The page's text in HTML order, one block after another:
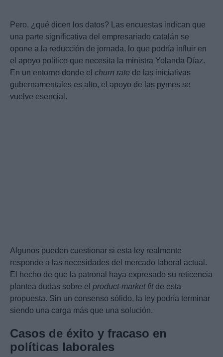
Pero, ¿qué dicen los datos? Las encuestas indican que
una parte significativa del empresariado catalán se
opone a la reducción de jornada, lo que podría influir en
el apoyo político que necesita la ministra Yolanda Díaz.
En un entorno donde el churn rate de las iniciativas
gubernamentales es alto, el apoyo de las pymes se
vuelve esencial.
Algunos pueden cuestionar si esta ley realmente
responde a las necesidades del mercado laboral actual.
El hecho de que la patronal haya expresado su reticencia
plantea dudas sobre el product-market fitde esta
propuesta. Sin un consenso sólido, la ley podría terminar
siendo una carga más que una solución.
Casos de éxito y fracaso en
políticas laborales